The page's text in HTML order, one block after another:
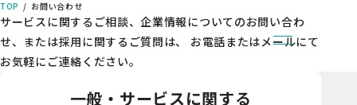
TOP お問い合わせ
サービスに関するご相談、企業情報についてのお問い合わ
せ、または採用に関するご質問は、
お電話またはメールにて
お気軽にご連絡ください。
一般・サービスに関する